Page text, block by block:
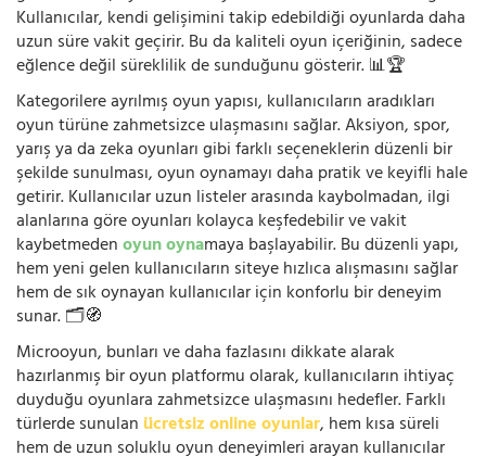
Kullanıcılar, kendi gelişimini takip edebildiği oyunlarda daha
uzun süre vakit geçirir. Bu da kaliteli oyun içeriğinin, sadece
eğlence değil süreklilik de sunduğunu gösterir. 📊🏆
Kategorilere ayrılmış oyun yapısı, kullanıcıların aradıkları
oyun türüne zahmetsizce ulaşmasını sağlar. Aksiyon, spor,
yarış ya da zeka oyunları gibi farklı seçeneklerin düzenli bir
şekilde sunulması, oyun oynamayı daha pratik ve keyifli hale
getirir. Kullanıcılar uzun listeler arasında kaybolmadan, ilgi
alanlarına göre oyunları kolayca keşfedebilir ve vakit
kaybetmedenoyun oynamaya başlayabilir. Bu düzenli yapı,
hem yeni gelen kullanıcıların siteye hızlıca alışmasını sağlar
hem de sık oynayan kullanıcılar için konforlu bir deneyim
sunar. 🗂️🧭
Microoyun, bunları ve daha fazlasını dikkate alarak
hazırlanmış bir oyun platformu olarak, kullanıcıların ihtiyaç
duyduğu oyunlara zahmetsizce ulaşmasını hedefler. Farklı
türlerde sunulan ücretsiz online oyunlar, hem kısa süreli
hem de uzun soluklu oyun deneyimleri arayan kullanıcılar